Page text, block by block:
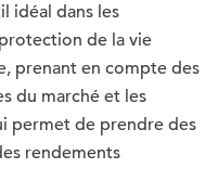
idéal dans les
de la vie
prenant en compte des
du marché et les
permet de prendre des
rendements